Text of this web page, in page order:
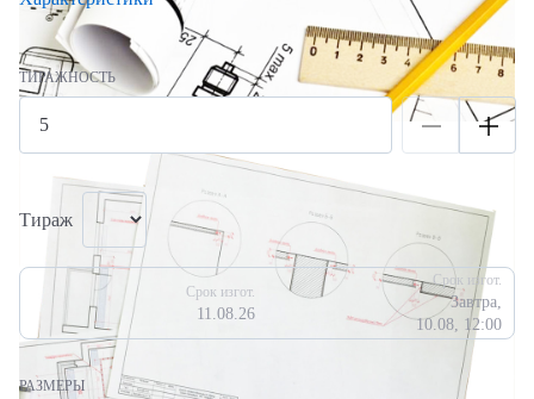
ТИРАЖНОСТЬ
Тираж
Срок изгот.
11.08.26
Срок изгот.
Завтра,
10.08, 12:00
РАЗМЕРЫ